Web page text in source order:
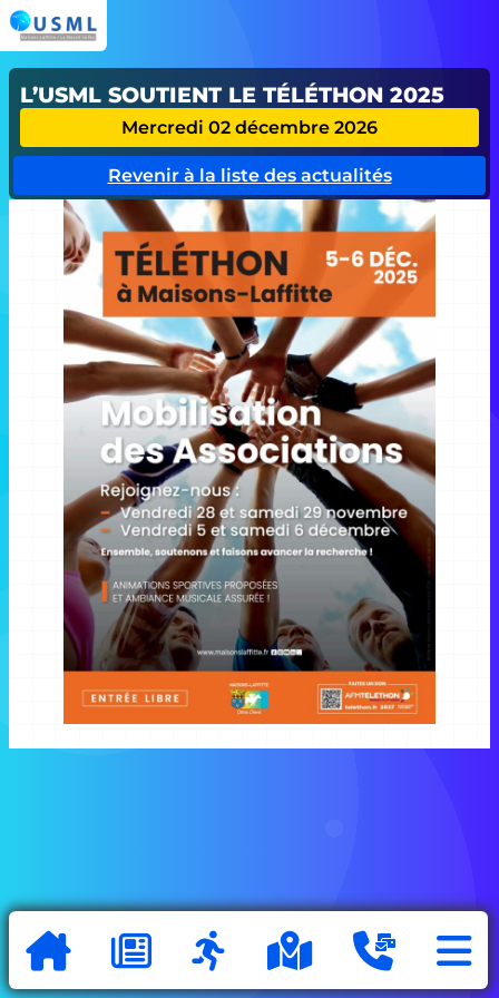
L’USML SOUTIENT LE TÉLÉTHON 2025
Mercredi 02 décembre 2026
Revenir à la liste des actualités